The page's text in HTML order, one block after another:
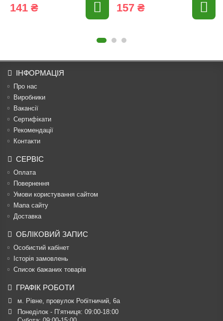
141 ₴ 157 ₴
ІНФОРМАЦІЯ
Про нас
Виробники
Вакансії
Сертифікати
Рекомендації
Контакти
СЕРВІС
Оплата
Повернення
Умови користування сайтом
Мапа сайту
Доставка
ОБЛІКОВИЙ ЗАПИС
Особистий кабінет
Історія замовлень
Список бажаних товарів
ГРАФІК РОБОТИ
м. Рівне, провулок Робітничий, 6а
Понеділок - П’ятниця: 09:00-18:00